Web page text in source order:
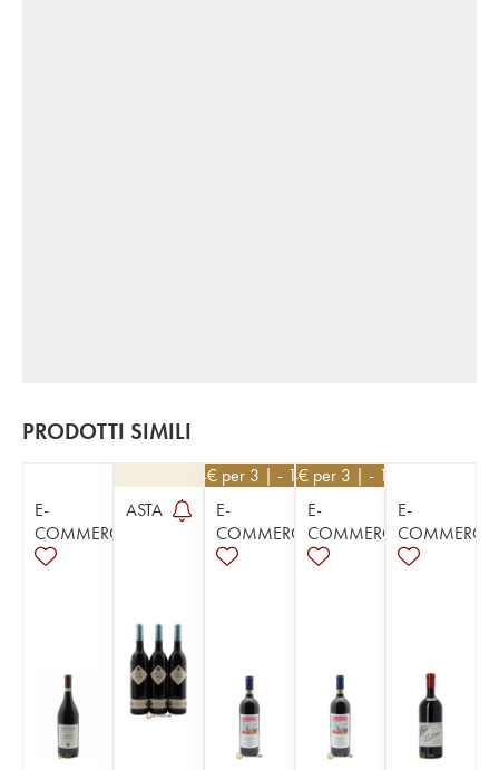
PRODOTTI SIMILI
E-
COMMERCE
ASTA
234€ per 3 | - 10%
E-
COMMERCE
234€ per 3 | - 10%
E-
COMMERCE
E-
COMMERCE